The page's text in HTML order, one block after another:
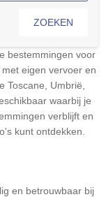
ZOEKEN
bestemmingen voor
eigen vervoer en
Toscane, Umbrië,
waarbij je
verblijft en
kunt ontdekken.​
en betrouwbaar bij